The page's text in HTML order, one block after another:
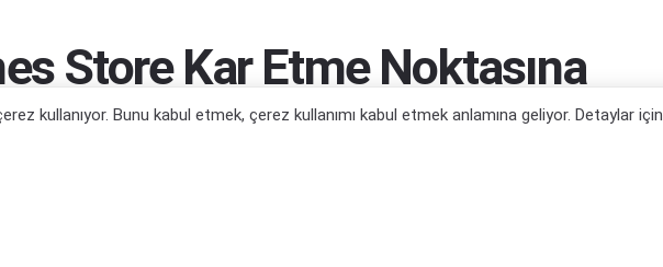
Store Kar Etme Noktasına
kullanıyor. Bunu kabul etmek, çerez kullanımı kabul etmek anlamına geliyor. Detaylar için